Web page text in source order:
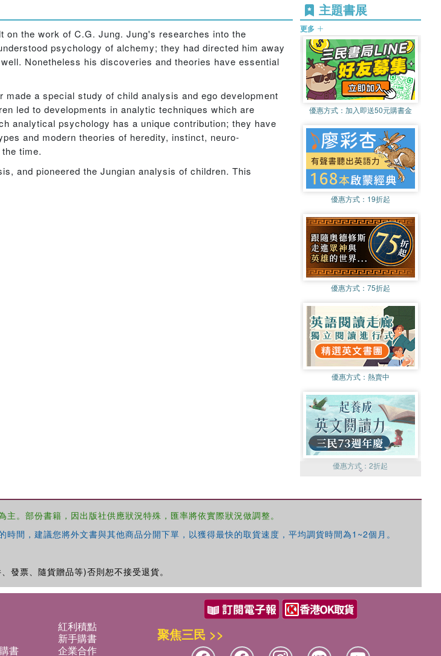
on the work of C.G. Jung. Jung's researches into the
psychology of alchemy; they had directed him away
Nonetheless his discoveries and theories have essential
a special study of child analysis and ego development
led to developments in analytic techniques which are
analytical psychology has a unique contribution; they have
and modern theories of heredity, instinct, neuro-
time.
and pioneered the Jungian analysis of children. This
主題書展
更多
優惠方式： 加入即送50元購書金
優惠方式： 19折起
優惠方式： 75折起
優惠方式： 熱賣中
優惠方式：2折起
。部份書籍，因出版社供應狀況特殊，匯率將依實際狀況做調整。
間，建議您將外文書與其他商品分開下單，以獲得最快的取貨速度，平均調貨時間為1~2個月。
發票、隨貨贈品等)否則恕不接受退貨。
紅利積點
新手購書
書
企業合作
聚焦三民 >>